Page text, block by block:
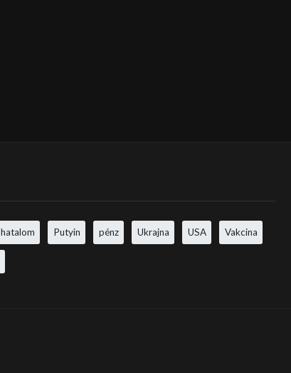
hatalom Putyin pénz Ukrajna USA Vakcina